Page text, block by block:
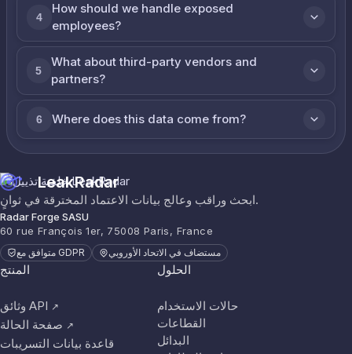
4
How should we handle exposed
employees?
5
What about third-party vendors and
partners?
6 Where does this data come from?
LeakRadar
ابحث وراقب وعالج بيانات الاعتماد المخترقة في ثوانٍ.
Radar Forge SASU
60 rue François 1er, 75008 Paris, France
متوافق مع GDPR مستضاف في الاتحاد الأوروبي
المنتج
وثائق API ↗
صفحة الحالة ↗
قاعدة بيانات التسريبات
الحلول
حالات الاستخدام
القطاعات
البدائل